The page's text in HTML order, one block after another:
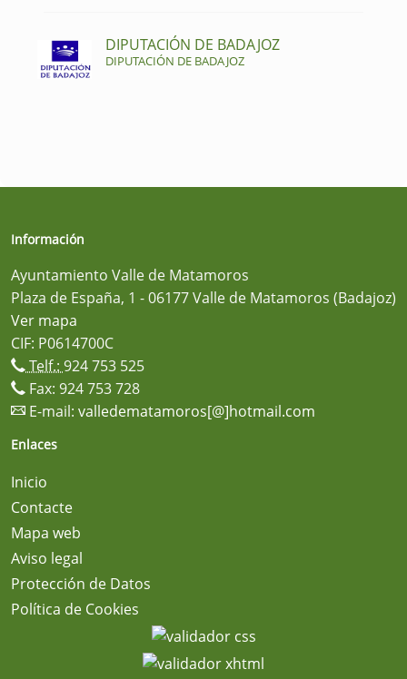
DIPUTACIÓN DE BADAJOZ
DIPUTACIÓN DE BADAJOZ
Información
Ayuntamiento Valle de Matamoros
Plaza de España, 1 - 06177 Valle de Matamoros (Badajoz)
Ver mapa
CIF: P0614700C
Telf.: 924 753 525
Fax: 924 753 728
E-mail: valledematamoros[@]hotmail.com
Enlaces
Inicio
Contacte
Mapa web
Aviso legal
Protección de Datos
Política de Cookies